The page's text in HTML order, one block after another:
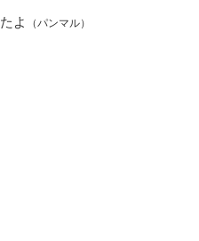
よ （パンマル）